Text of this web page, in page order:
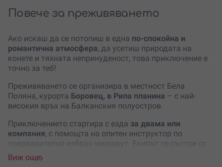
Повече за преживяването
Ако искаш да се потопиш в една по-спокойна и
романтична атмосфера, да усетиш природата на
конете и тяхната непринуденост, това приключение е
точно за теб!
Преживяването се организира в местност Бела
Поляна, курорта Боровец, в Рила планина – с най-
високия връх на Балканския полуостров.
Приключението стартира с езда за двама или
компания, с помощта на опитен инструктор по
предварително избран маршрут. Екипът се състои от
лицензирани инструктори и треньори
Виж още